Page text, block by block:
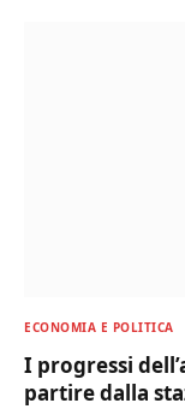
ECONOMIA E POLITICA
I progressi
partire dalla